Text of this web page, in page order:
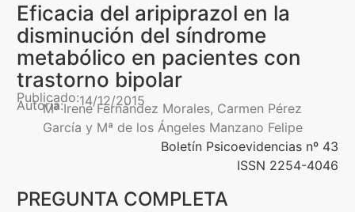
Presentación
De interés
Contenidos Psicoevidencias
Boletín
Eficacia del aripiprazol en la
disminución del síndrome
metabólico en pacientes con
trastorno bipolar
Publicado:14/12/2015
Autoría:Mª Irene Fernández Morales, Carmen Pérez
García y Mª de los Ángeles Manzano Felipe
Boletín Psicoevidencias nº 43
ISSN 2254-4046
PREGUNTA COMPLETA